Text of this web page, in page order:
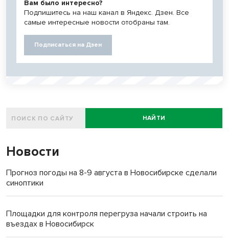
Вам было интересно?
Подпишитесь на наш канал в Яндекс. Дзен. Все
самые интересные новости отобраны там.
Подписаться на Дзен
НАЙТИ
Новости
Прогноз погоды на 8-9 августа в Новосибирске сделали
синоптики
Площадки для контроля перегруза начали строить на
въездах в Новосибирск